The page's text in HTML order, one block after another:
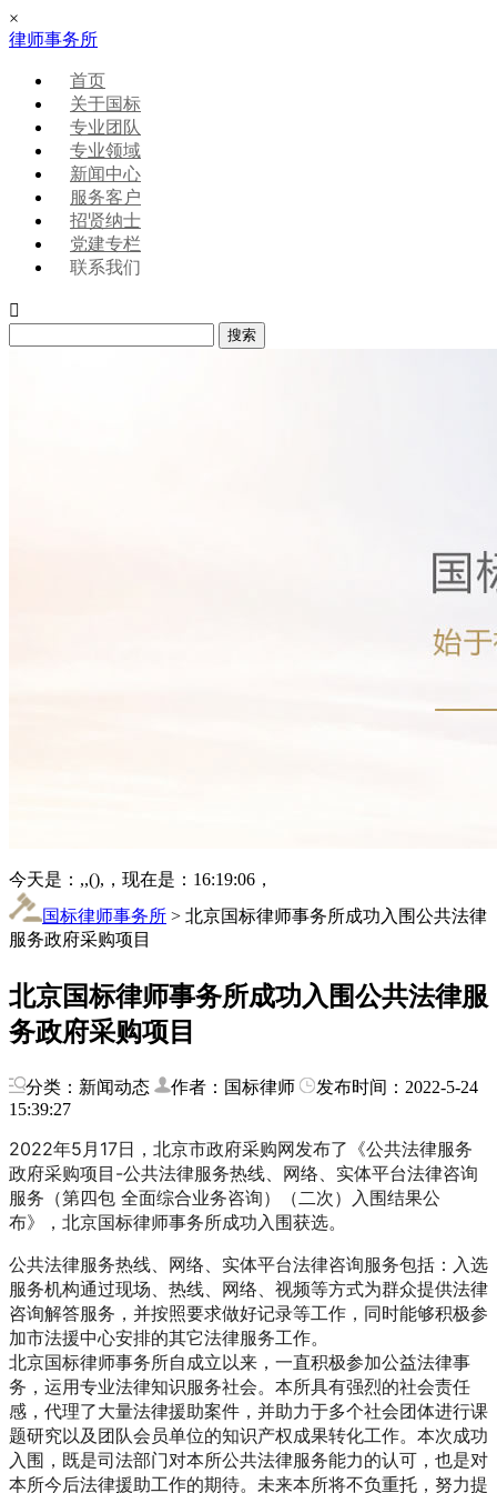
×
律师事务所
首页
关于国标
专业团队
专业领域
新闻中心
服务客户
招贤纳士
党建专栏
联系我们

今天是：,,(),，现在是：16:19:06，
国标律师事务所 > 北京国标律师事务所成功入围公共法律
服务政府采购项目
北京国标律师事务所成功入围公共法律服
务政府采购项目
分类：新闻动态 作者：国标律师
发布时间：2022-5-24
15:39:27
2022年5月17日，北京市政府采购网发布了《公共法律服务
政府采购项目-公共法律服务热线、网络、实体平台法律咨询
服务（第四包 全面综合业务咨询）（二次）入围结果公
布》，北京国标律师事务所成功入围获选。
公共法律服务热线、网络、实体平台法律咨询服务包括：入选
服务机构通过现场、热线、网络、视频等方式为群众提供法律
咨询解答服务，并按照要求做好记录等工作，同时能够积极参
加市法援中心安排的其它法律服务工作。
北京国标律师事务所自成立以来，一直积极参加公益法律事
务，运用专业法律知识服务社会。本所具有强烈的社会责任
感，代理了大量法律援助案件，并助力于多个社会团体进行课
题研究以及团队会员单位的知识产权成果转化工作。本次成功
入围，既是司法部门对本所公共法律服务能力的认可，也是对
本所今后法律援助工作的期待。未来本所将不负重托，努力提